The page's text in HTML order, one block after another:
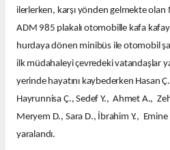
ilerlerken, karşı yönden gelmekte olan
ADM 985 plakalı otomobille kafa
hurdaya dönen minibüs ile otomobil
ilk müdahaleyi çevredeki vatandaşlar
yerinde hayatını kaybederken Hasan
Hayrunnisa Ç., Sedef Y., Ahmet A.,
Meryem D., Sara D., İbrahim Y., Emine
yaralandı.